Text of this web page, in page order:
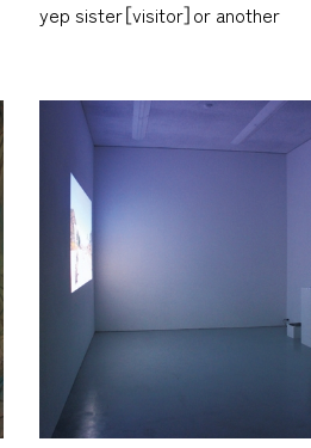
yep sister［visitor］or another